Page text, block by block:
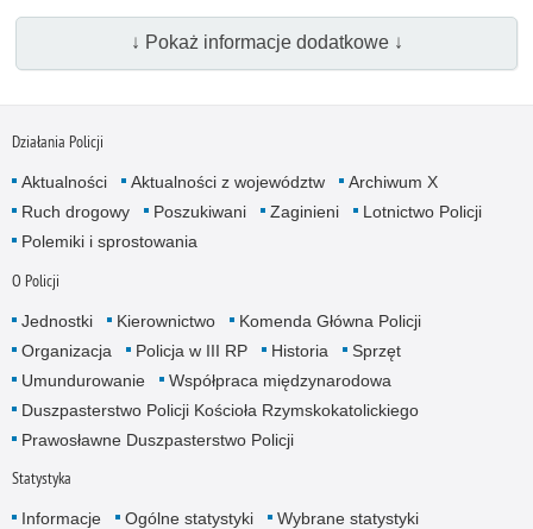
↓ Pokaż informacje dodatkowe ↓
Działania Policji
Aktualności Aktualności z województw
Archiwum X
Ruch drogowy
Poszukiwani Zaginieni
Lotnictwo Policji
Polemiki i sprostowania
O Policji
Jednostki Kierownictwo
Komenda Główna Policji
Organizacja
Policja w III RP Historia
Sprzęt
Umundurowanie
Współpraca międzynarodowa
Duszpasterstwo Policji Kościoła Rzymskokatolickiego
Prawosławne Duszpasterstwo Policji
Statystyka
Informacje Ogólne statystyki
Wybrane statystyki